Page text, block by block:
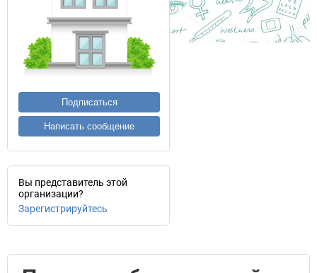
Подписаться
Написать сообщение
Вы представитель этой
организации?
Зарегистрируйтесь